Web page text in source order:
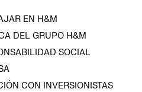
EN H&M
DEL GRUPO H&M
SOCIAL
CON INVERSIONISTAS